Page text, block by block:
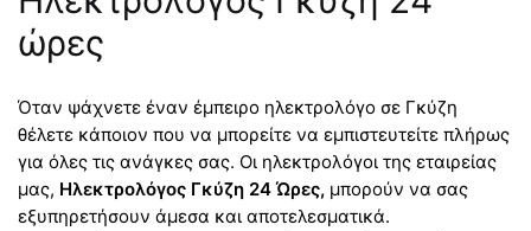
ώρες
Όταν ψάχνετε έναν έμπειρο ηλεκτρολόγο σε Γκύζη
θέλετε κάποιον που να μπορείτε να εμπιστευτείτε πλήρως
για όλες τις ανάγκες σας. Οι ηλεκτρολόγοι της εταιρείας
μας, Ηλεκτρολόγος Γκύζη 24 Ώρες, μπορούν να σας
εξυπηρετήσουν άμεσα και αποτελεσματικά.